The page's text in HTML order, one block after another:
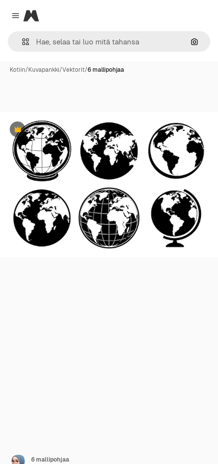
Close menu
Magnific
Hae
Kotiin/Kuvapankki/Vektorit/6 mallipohjaa
Premium
6 mallipohjaa